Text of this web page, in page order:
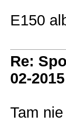
E150
Re:
02-2015
Tam